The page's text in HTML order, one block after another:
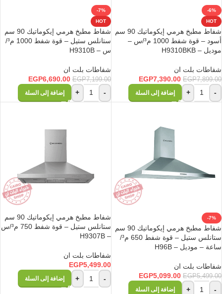
-6%
HOT
شفاط مطبخ هرمي إيكوماتيك 90 سم
أسود – قوة شفط 1000 م³/س –
موديل – H9310BKB
شفاطات بلت ان
EGP7,899.00
EGP7,390.00
-
+ إضافة إلى السلة
-7%
HOT
شفاط مطبخ هرمي إيكوماتيك 90 سم
ستانلس ستيل – قوة شفط 1000 م³/
س – H9310B
شفاطات بلت ان
EGP7,199.00
EGP6,690.00
-
+ إضافة إلى السلة
-7%
شفاط مطبخ هرمي إيكوماتيك 90 سم
ستانلس ستيل – قوة شفط 650 م³/
ساعة – موديل – H96B
شفاطات بلت ان
EGP5,499.00
EGP5,099.00
-
+ إضافة إلى السلة
شفاط مطبخ هرمي إيكوماتيك 90 سم
ستانلس ستيل – قوة شفط 750 م³/س
– H9307B
شفاطات بلت ان
EGP5,499.00
-
+ إضافة إلى السلة